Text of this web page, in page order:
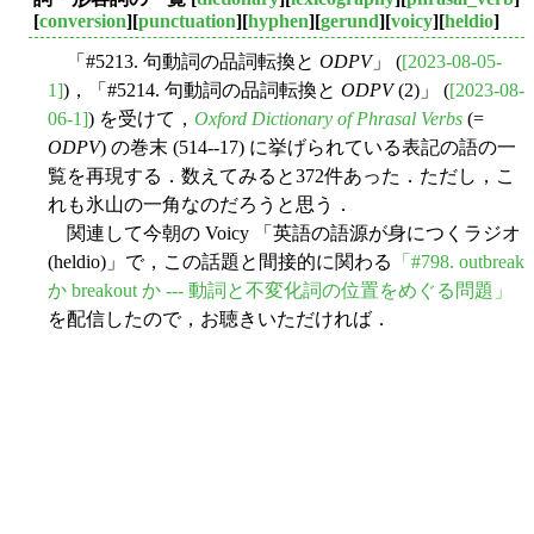
[conversion][punctuation][hyphen][gerund][voicy][heldio]
「#5213. 句動詞の品詞転換と ODPV」 ([2023-08-05-
1])，「#5214. 句動詞の品詞転換と ODPV(2)」 ([2023-08-
06-1]) を受けて， Oxford Dictionary of Phrasal Verbs (=
ODPV) の巻末 (514--17) に挙げられている表記の語の一
覧を再現する．数えてみると372件あった．ただし，こ
れも氷山の一角なのだろうと思う．
関連して今朝の Voicy 「英語の語源が身につくラジオ
(heldio)」で，この話題と間接的に関わる
「#798. outbreak
か breakout か --- 動詞と不変化詞の位置をめぐる問題」
を配信したので，お聴きいただければ．